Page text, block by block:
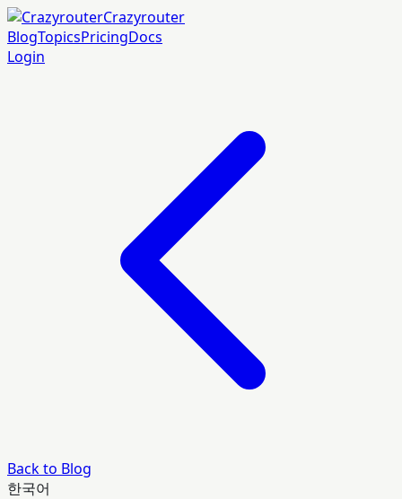
Crazyrouter
BlogTopicsPricingDocs
Login
Back to Blog
한국어